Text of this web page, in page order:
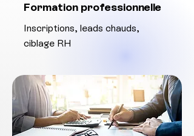
Formation professionnelle
Inscriptions, leads chauds,
ciblage RH